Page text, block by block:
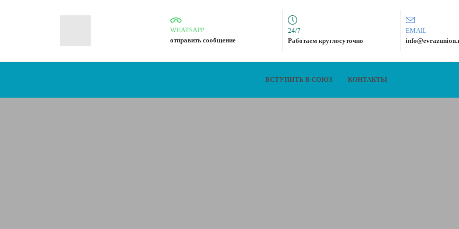
WHATSAPP
отправить сообщение
24/7
Работаем круглосуточно
EMAIL
ВСТУПИТЬ В СОЮЗ КОНТАКТЫ